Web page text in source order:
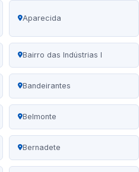
Aparecida
Bairro das Indústrias I
Bandeirantes
Belmonte
Bernadete